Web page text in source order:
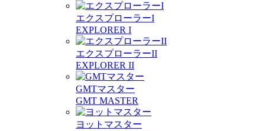
エクスプローラーI
EXPLORER I
エクスプローラーII
EXPLORER II
GMTマスター
GMT MASTER
ヨットマスター